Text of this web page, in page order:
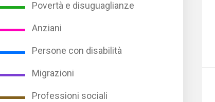
Povertà e disuguaglianze
Anziani
Persone con disabilità
Migrazioni
Professioni sociali